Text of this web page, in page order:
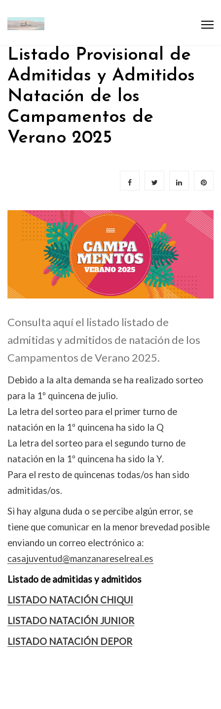
Listado Provisional de
Admitidas y Admitidos
Natación de los
Campamentos de
Verano 2025
Consulta aquí el listado listado de
admitidas y admitidos de natación de los
Campamentos de Verano 2025.
Debido a la alta demanda se ha realizado sorteo
para la 1º quincena de julio.
La letra del sorteo para el primer turno de
natación en la 1º quincena ha sido la Q
La letra del sorteo para el segundo turno de
natación en la 1º quincena ha sido la Y.
Para el resto de quincenas todas/os han sido
admitidas/os.
Si hay alguna duda o se percibe algún error, se
tiene que comunicar en la menor brevedad posible
enviando un correo electrónico a:
casajuventud@manzanareselreal.es
Listado de admitidas y admitidos
LISTADO NATACIÓN CHIQUI
LISTADO NATACIÓN JUNIOR
LISTADO NATACIÓN DEPOR